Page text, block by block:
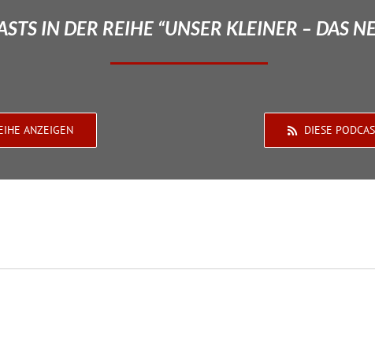
IN DER REIHE “UNSER KLEINER – DAS
ANZEIGEN DIESE